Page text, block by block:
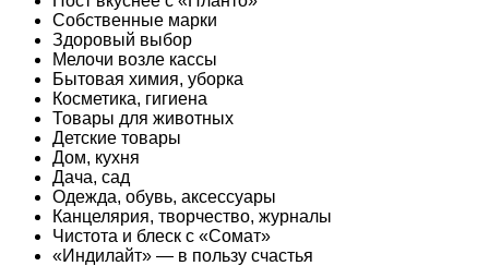
Собственные марки
Здоровый выбор
Мелочи возле кассы
Бытовая химия, уборка
Косметика, гигиена
Товары для животных
Детские товары
Дом, кухня
Дача, сад
Одежда, обувь, аксессуары
Канцелярия, творчество, журналы
Чистота и блеск с «Сомат»
«Индилайт» — в пользу счастья